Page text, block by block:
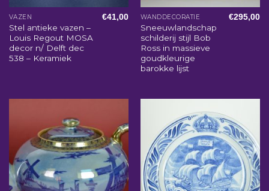
VAZEN
Stel antieke vazen –
Louis Regout MOSA
decor n/ Delft dec
538 – Keramiek
€41,00 WANDDECORATIE
Sneeuwlandschap
schilderij stijl Bob
Ross in massieve
goudkleurige
barokke lijst
€295,00